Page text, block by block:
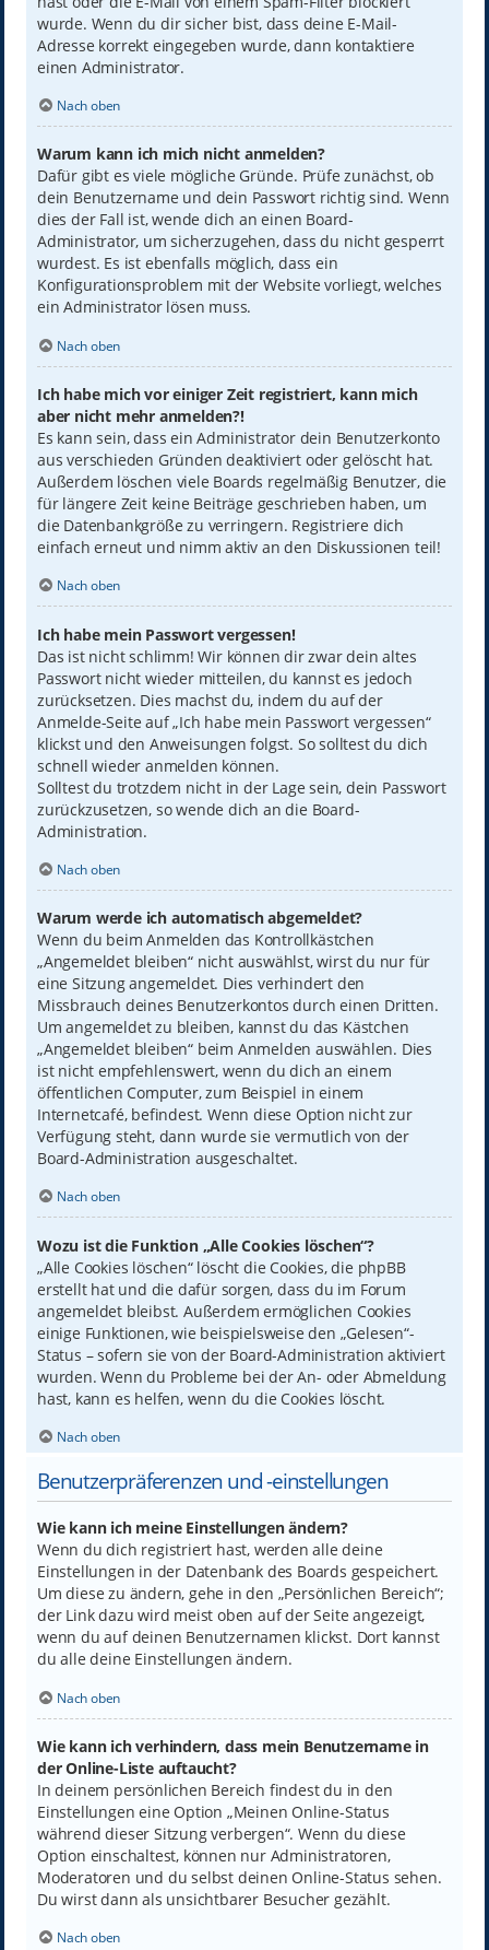
wurde. Wenn du dir sicher bist, dass deine E-Mail-
Adresse korrekt eingegeben wurde, dann kontaktiere
einen Administrator.
Nach oben
Warum kann ich mich nicht anmelden?
Dafür gibt es viele mögliche Gründe. Prüfe zunächst, ob
dein Benutzername und dein Passwort richtig sind. Wenn
dies der Fall ist, wende dich an einen Board-
Administrator, um sicherzugehen, dass du nicht gesperrt
wurdest. Es ist ebenfalls möglich, dass ein
Konfigurationsproblem mit der Website vorliegt, welches
ein Administrator lösen muss.
Nach oben
Ich habe mich vor einiger Zeit registriert, kann mich
aber nicht mehr anmelden?!
Es kann sein, dass ein Administrator dein Benutzerkonto
aus verschieden Gründen deaktiviert oder gelöscht hat.
Außerdem löschen viele Boards regelmäßig Benutzer, die
für längere Zeit keine Beiträge geschrieben haben, um
die Datenbankgröße zu verringern. Registriere dich
einfach erneut und nimm aktiv an den Diskussionen teil!
Nach oben
Ich habe mein Passwort vergessen!
Das ist nicht schlimm! Wir können dir zwar dein altes
Passwort nicht wieder mitteilen, du kannst es jedoch
zurücksetzen. Dies machst du, indem du auf der
Anmelde-Seite auf „Ich habe mein Passwort vergessen“
klickst und den Anweisungen folgst. So solltest du dich
schnell wieder anmelden können.
Solltest du trotzdem nicht in der Lage sein, dein Passwort
zurückzusetzen, so wende dich an die Board-
Administration.
Nach oben
Warum werde ich automatisch abgemeldet?
Wenn du beim Anmelden das Kontrollkästchen
„Angemeldet bleiben“ nicht auswählst, wirst du nur für
eine Sitzung angemeldet. Dies verhindert den
Missbrauch deines Benutzerkontos durch einen Dritten.
Um angemeldet zu bleiben, kannst du das Kästchen
„Angemeldet bleiben“ beim Anmelden auswählen. Dies
ist nicht empfehlenswert, wenn du dich an einem
öffentlichen Computer, zum Beispiel in einem
Internetcafé, befindest. Wenn diese Option nicht zur
Verfügung steht, dann wurde sie vermutlich von der
Board-Administration ausgeschaltet.
Nach oben
Wozu ist die Funktion „Alle Cookies löschen“?
„Alle Cookies löschen“ löscht die Cookies, die phpBB
erstellt hat und die dafür sorgen, dass du im Forum
angemeldet bleibst. Außerdem ermöglichen Cookies
einige Funktionen, wie beispielsweise den „Gelesen“-
Status – sofern sie von der Board-Administration aktiviert
wurden. Wenn du Probleme bei der An- oder Abmeldung
hast, kann es helfen, wenn du die Cookies löscht.
Nach oben
Benutzerpräferenzen und -einstellungen
Wie kann ich meine Einstellungen ändern?
Wenn du dich registriert hast, werden alle deine
Einstellungen in der Datenbank des Boards gespeichert.
Um diese zu ändern, gehe in den „Persönlichen Bereich“;
der Link dazu wird meist oben auf der Seite angezeigt,
wenn du auf deinen Benutzernamen klickst. Dort kannst
du alle deine Einstellungen ändern.
Nach oben
Wie kann ich verhindern, dass mein Benutzername in
der Online-Liste auftaucht?
In deinem persönlichen Bereich findest du in den
Einstellungen eine Option „Meinen Online-Status
während dieser Sitzung verbergen“. Wenn du diese
Option einschaltest, können nur Administratoren,
Moderatoren und du selbst deinen Online-Status sehen.
Du wirst dann als unsichtbarer Besucher gezählt.
Nach oben